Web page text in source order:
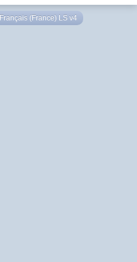
Français (France) LS v4